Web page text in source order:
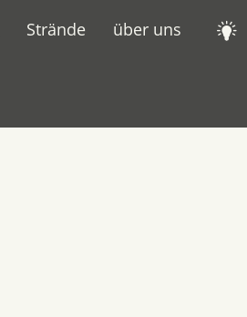
Strände über uns